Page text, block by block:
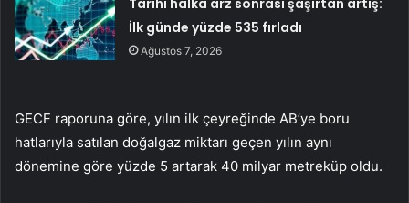
Tarihi halka arz sonrası şaşırtan artış:
İlk günde yüzde 535 fırladı
Ağustos 7, 2026
GECF raporuna göre, yılın ilk çeyreğinde AB’ye boru
hatlarıyla satılan doğalgaz miktarı geçen yılın aynı
dönemine göre yüzde 5 artarak 40 milyar metreküp oldu.